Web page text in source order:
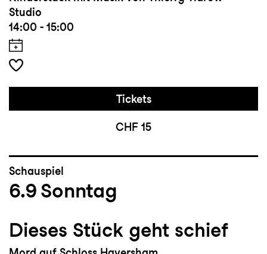
Studio
14:00 - 15:00
Tickets
CHF 15
Schauspiel
6.9 Sonntag
Dieses Stück geht schief